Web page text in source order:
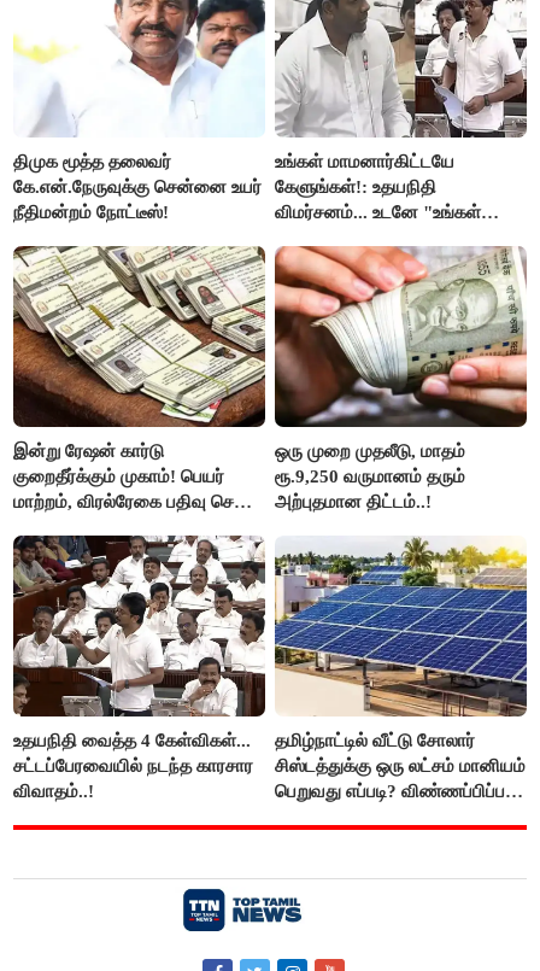
திமுக மூத்த தலைவர்
கே.என்.நேருவுக்கு சென்னை உயர்
நீதிமன்றம் நோட்டீஸ்!
உங்கள் மாமனார்கிட்டயே
கேளுங்கள்!: உதயநிதி
விமர்சனம்... உடனே "உங்கள்
ஆதவ் அர்ஜுனா பதிலடி!
இன்று ரேஷன் கார்டு
குறைதீர்க்கும் முகாம்! பெயர்
மாற்றம், விரல்ரேகை பதிவு செய்ய
ஒரு முறை முதலீடு, மாதம்
ரூ.9,250 வருமானம் தரும்
அற்புதமான திட்டம்..!
உதயநிதி வைத்த 4 கேள்விகள்...
சட்டப்பேரவையில் நடந்த காரசார
விவாதம்..!
தமிழ்நாட்டில் வீட்டு சோலார்
சிஸ்டத்துக்கு ஒரு லட்சம் மானியம்
பெறுவது எப்படி? விண்ணப்பிப்பது